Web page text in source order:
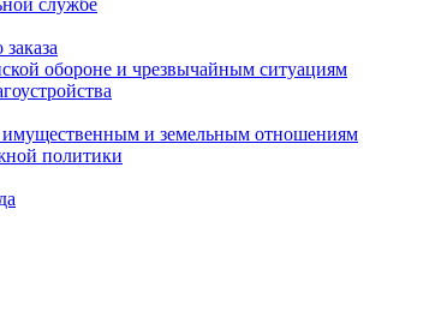
службе
обороне и чрезвычайным ситуациям
имущественным и земельным отношениям
политики